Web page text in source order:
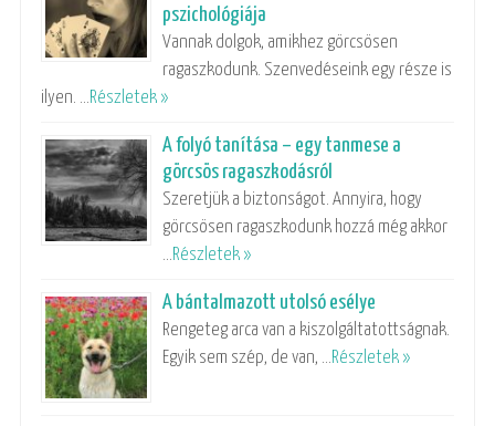
pszichológiája
Vannak dolgok, amikhez görcsösen
ragaszkodunk. Szenvedéseink egy része is
ilyen. …Részletek »
A folyó tanítása – egy tanmese a
görcsös ragaszkodásról
Szeretjük a biztonságot. Annyira, hogy
görcsösen ragaszkodunk hozzá még akkor
…Részletek »
A bántalmazott utolsó esélye
Rengeteg arca van a kiszolgáltatottságnak.
Egyik sem szép, de van, …Részletek »